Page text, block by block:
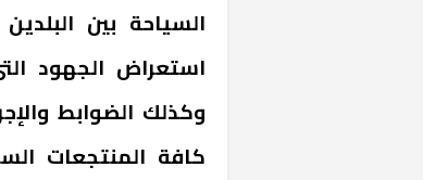
السياحة بين
استعراض الجهود
وكذلك الضوابط
كافة المنتجعات